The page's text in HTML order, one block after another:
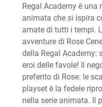
Regal Academy è una
animata che si ispira
amate di tutti i tempi.
avventure di Rose
della Regal Academy:
eroi delle favole! Il
preferito di Rose: le
playset è la fedele
nella serie animata. Il